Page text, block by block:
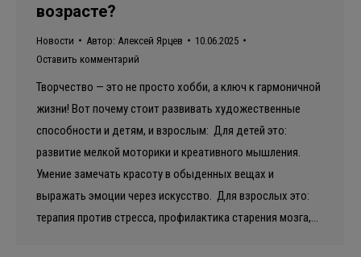
возрасте?
Новости Автор: Алексей Ярцев
10.06.2025
Оставить комментарий
Творчество — это не просто хобби, а ключ к гармоничной
жизни! Вот почему стоит развивать художественные
способности и детям, и взрослым: Для детей это:
развитие мелкой моторики и креативного мышления.
Умение замечать красоту в обыденных вещах и
выражать эмоции через искусство. Для взрослых это:
терапия против стресса, профилактика старения мозга,…